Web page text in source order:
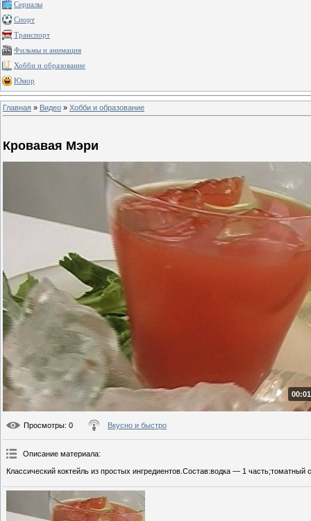
Сериалы
Спорт
Транспорт
Фильмы и анимация
Хобби и образование
Юмор
Главная » Видео » Хобби и образование
Кровавая Мэри
Просмотры: 0 Вкусно и быстро
Описание материала:
Классический коктейль из простых ингредиентов.Состав:водка — 1